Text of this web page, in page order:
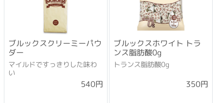
ブルックスクリーミーパウ
ダー
マイルドですっきりした味わ
い
540円
ブルックスホワイト トラ
ンス脂肪酸0g
トランス脂肪酸0g
350円